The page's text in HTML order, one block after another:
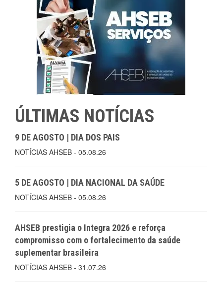
ÚLTIMAS NOTÍCIAS
9 DE AGOSTO | DIA DOS PAIS
NOTÍCIAS AHSEB - 05.08.26
5 DE AGOSTO | DIA NACIONAL DA SAÚDE
NOTÍCIAS AHSEB - 05.08.26
AHSEB prestigia o Integra 2026 e reforça
compromisso com o fortalecimento da saúde
suplementar brasileira
NOTÍCIAS AHSEB - 31.07.26